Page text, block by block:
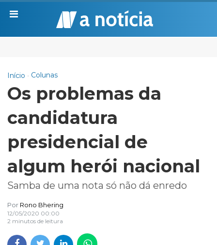
Início Colunas
Os problemas da
candidatura
presidencial de
algum herói nacional
Samba de uma nota só não dá enredo
Por Rono Bhering
12/05/2020 00:00
2 minutos de leitura